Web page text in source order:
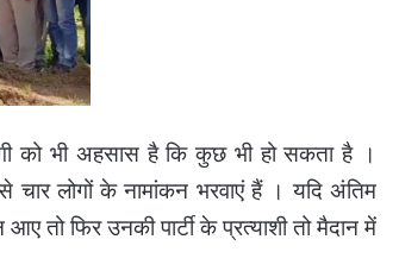
को भी अहसास है कि कुछ भी हो सकता है ।
चार लोगों के नामांकन भरवाएं हैं । यदि अंतिम
फिर उनकी पार्टी के प्रत्याशी तो मैदान में